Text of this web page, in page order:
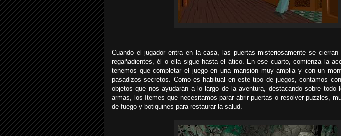
Cuando el jugador entra en la casa, las puertas misteriosamente se
regañadientes, él o ella sigue hasta el ático. En ese cuarto, comienza la
tenemos que completar el juego en una mansión muy amplia y con un
pasadizos secretos. Como es habitual en este tipo de juegos, contamos
objetos que nos ayudarán a lo largo de la aventura, destacando sobre todo
armas, los ítemes que necesitamos parar abrir puertas o resolver puzzles,
de fuego y botiquines para restaurar la salud.